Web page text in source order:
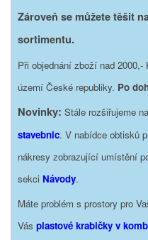
Zároveň se můžete těšit
sortimentu.
Při objednání zboží nad
území České republiky. Po
Novinky: Stále rozšiřujeme
stavebnic. V nabídce obtisků
nákresy zobrazující umístění
sekci Návody.
Máte problém s prostory pro
Vás plastové krabičky v